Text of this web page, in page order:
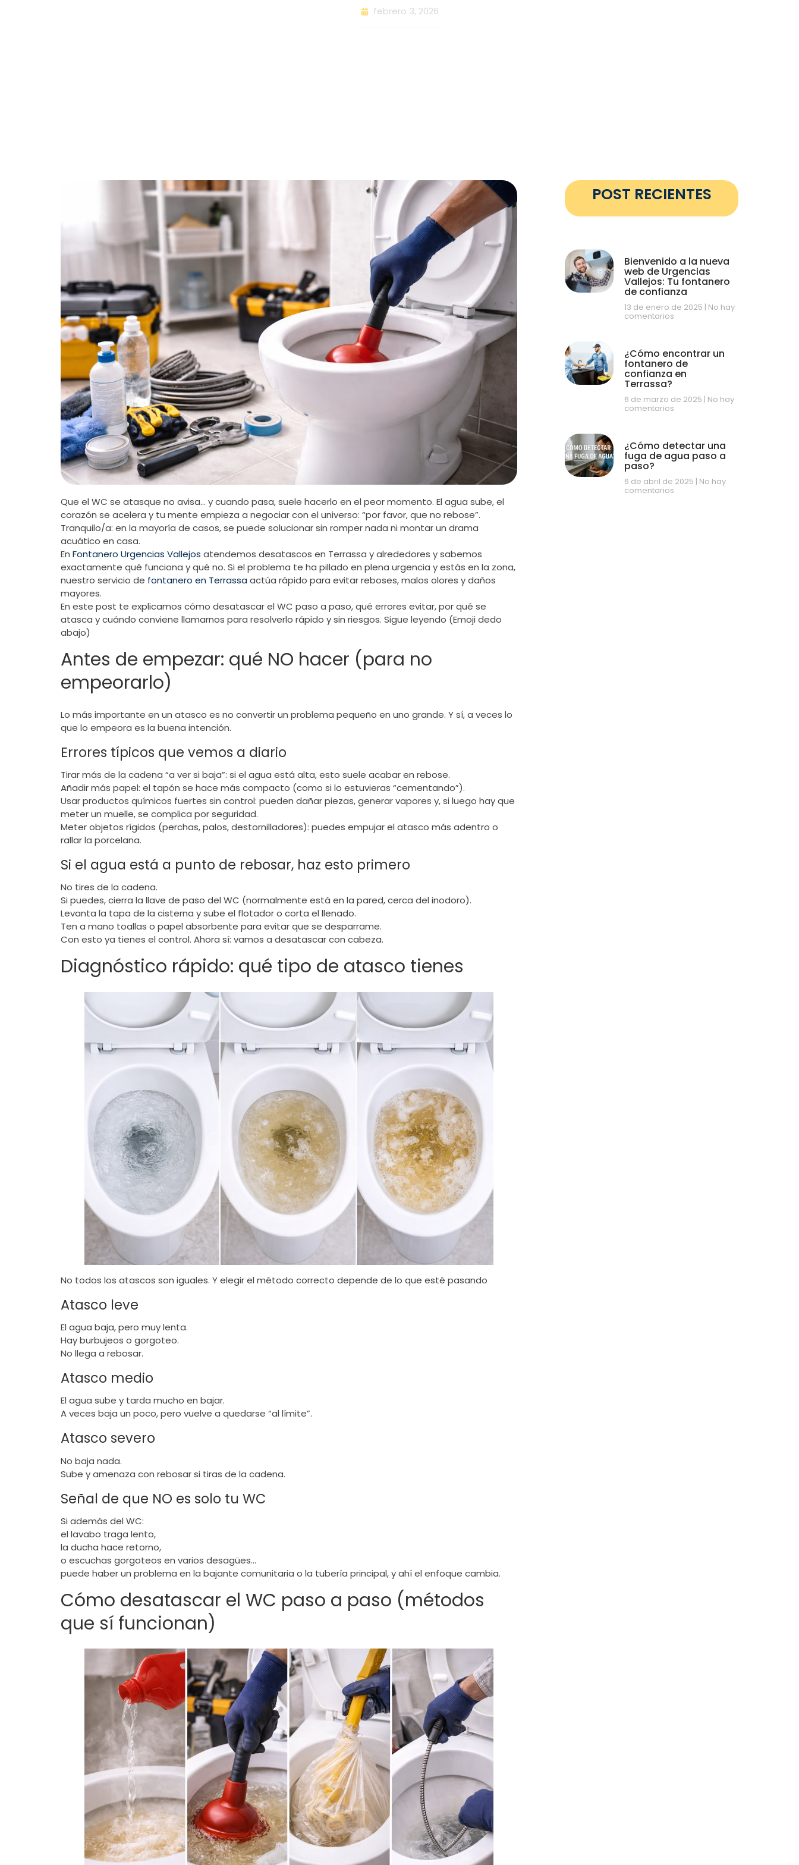
febrero 3, 2026
Que el WC se atasque no avisa… y cuando pasa, suele hacerlo en el peor momento. El agua sube, el
corazón se acelera y tu mente empieza a negociar con el universo: “por favor, que no rebose”.
Tranquilo/a: en la mayoría de casos, se puede solucionar sin romper nada ni montar un drama
acuático en casa.
En Fontanero Urgencias Vallejos atendemos desatascos en Terrassa y alrededores y sabemos
exactamente qué funciona y qué no. Si el problema te ha pillado en plena urgencia y estás en la zona,
nuestro servicio de fontanero en Terrassaactúa rápido para evitar reboses, malos olores y daños
mayores.
En este post te explicamos cómo desatascar el WC paso a paso, qué errores evitar, por qué se
atasca y cuándo conviene llamarnos para resolverlo rápido y sin riesgos. Sigue leyendo (Emoji dedo
abajo)
Antes de empezar: qué NO hacer (para no
empeorarlo)
Lo más importante en un atasco es no convertir un problema pequeño en uno grande. Y sí, a veces lo
que lo empeora es la buena intención.
Errores típicos que vemos a diario
Tirar más de la cadena “a ver si baja”: si el agua está alta, esto suele acabar en rebose.
Añadir más papel: el tapón se hace más compacto (como si lo estuvieras “cementando”).
Usar productos químicos fuertes sin control: pueden dañar piezas, generar vapores y, si luego hay que
meter un muelle, se complica por seguridad.
Meter objetos rígidos (perchas, palos, destornilladores): puedes empujar el atasco más adentro o
rallar la porcelana.
Si el agua está a punto de rebosar, haz esto primero
No tires de la cadena.
Si puedes, cierra la llave de paso del WC (normalmente está en la pared, cerca del inodoro).
Levanta la tapa de la cisterna y sube el flotador o corta el llenado.
Ten a mano toallas o papel absorbente para evitar que se desparrame.
Con esto ya tienes el control. Ahora sí: vamos a desatascar con cabeza.
Diagnóstico rápido: qué tipo de atasco tienes
No todos los atascos son iguales. Y elegir el método correcto depende de lo que esté pasando
Atasco leve
El agua baja, pero muy lenta.
Hay burbujeos o gorgoteo.
No llega a rebosar.
Atasco medio
El agua sube y tarda mucho en bajar.
A veces baja un poco, pero vuelve a quedarse “al límite”.
Atasco severo
No baja nada.
Sube y amenaza con rebosar si tiras de la cadena.
Señal de que NO es solo tu WC
Si además del WC:
el lavabo traga lento,
la ducha hace retorno,
o escuchas gorgoteos en varios desagües…
puede haber un problema en la bajante comunitaria o la tubería principal, y ahí el enfoque cambia.
Cómo desatascar el WC paso a paso (métodos
que sí funcionan)
POST RECIENTES
Bienvenido a la nueva
web de Urgencias
Vallejos: Tu fontanero
de confianza
13 de enero de 2025 No hay
comentarios
¿Cómo encontrar un
fontanero de
confianza en
Terrassa?
6 de marzo de 2025 No hay
comentarios
¿Cómo detectar una
fuga de agua paso a
paso?
6 de abril de 2025 No hay
comentarios